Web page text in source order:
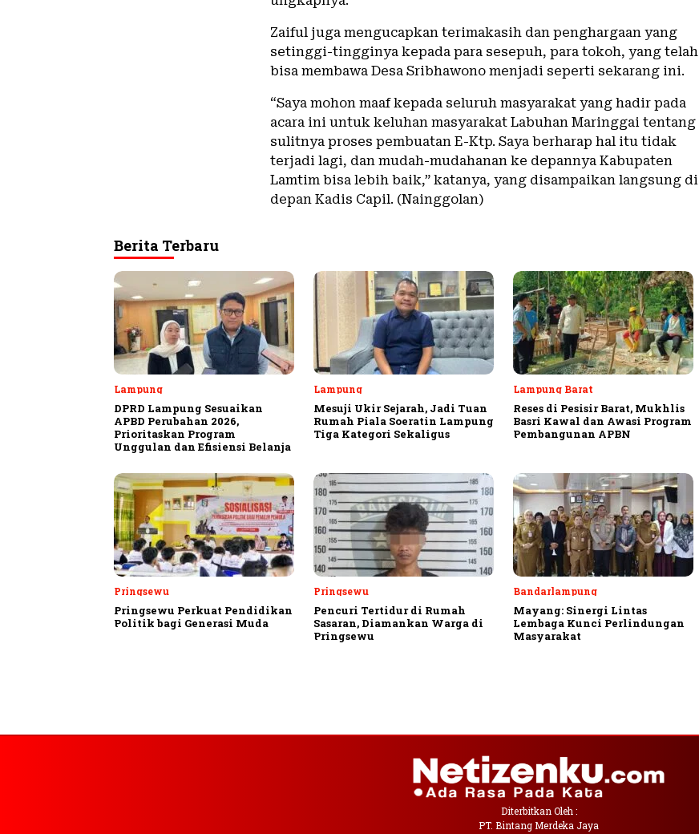
Zaiful juga mengucapkan terimakasih dan penghargaan yang
setinggi-tingginya kepada para sesepuh, para tokoh, yang telah
bisa membawa Desa Sribhawono menjadi seperti sekarang ini.
“Saya mohon maaf kepada seluruh masyarakat yang hadir pada
acara ini untuk keluhan masyarakat Labuhan Maringgai tentang
sulitnya proses pembuatan E-Ktp. Saya berharap hal itu tidak
terjadi lagi, dan mudah-mudahanan ke depannya Kabupaten
Lamtim bisa lebih baik,” katanya, yang disampaikan langsung di
depan Kadis Capil. (Nainggolan)
Berita Terbaru
Lampung
DPRD Lampung Sesuaikan
APBD Perubahan 2026,
Prioritaskan Program
Unggulan dan Efisiensi Belanja
Lampung
Mesuji Ukir Sejarah, Jadi Tuan
Rumah Piala Soeratin Lampung
Tiga Kategori Sekaligus
Lampung Barat
Reses di Pesisir Barat, Mukhlis
Basri Kawal dan Awasi Program
Pembangunan APBN
Pringsewu
Pringsewu Perkuat Pendidikan
Politik bagi Generasi Muda
Pringsewu
Pencuri Tertidur di Rumah
Sasaran, Diamankan Warga di
Pringsewu
Bandarlampung
Mayang: Sinergi Lintas
Lembaga Kunci Perlindungan
Masyarakat
Diterbitkan Oleh :
PT. Bintang Merdeka Jaya